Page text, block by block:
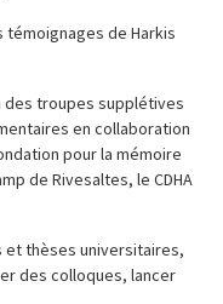
de Harkis
des troupes supplétives
en collaboration
pour la mémoire
de Rivesaltes, le CDHA
et thèses universitaires,
des colloques, lancer